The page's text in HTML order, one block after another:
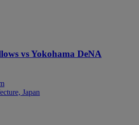
vs Yokohama DeNA
Japan